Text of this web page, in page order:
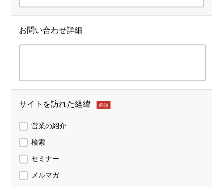
お問い合わせ詳細
サイトを訪れた経緯 必須
営業の紹介
検索
セミナー
メルマガ